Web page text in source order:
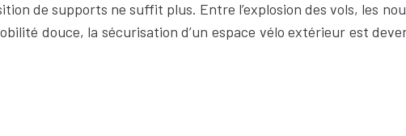
de supports ne suffit plus. Entre l’explosion des vols, les
douce, la sécurisation d’un espace vélo extérieur est